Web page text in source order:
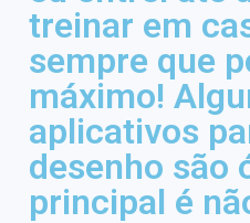
treinar em
sempre que
máximo!
aplicativos
desenho são
principal é